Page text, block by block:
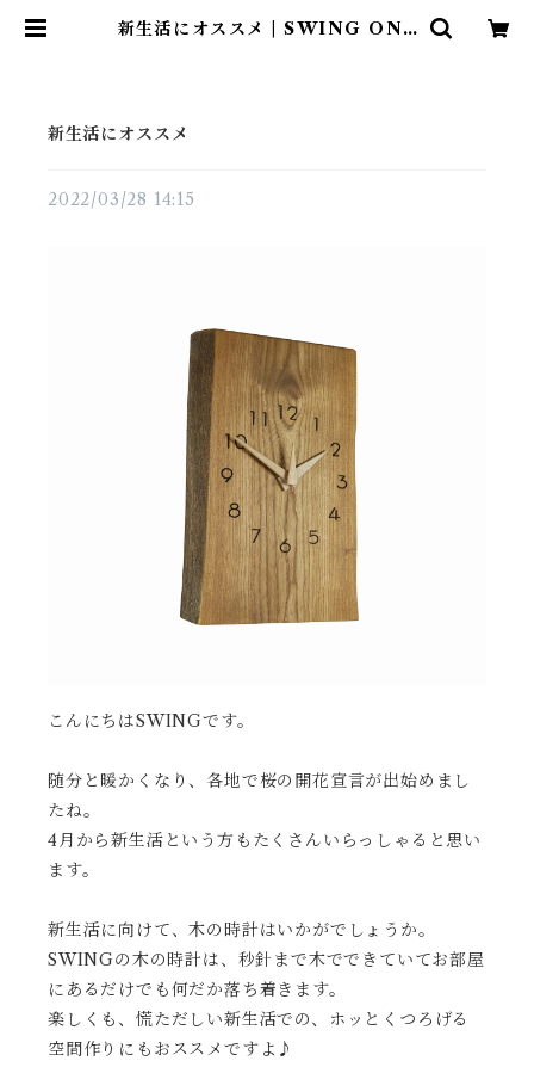
新生活にオススメ | SWING ONL
新生活にオススメ
2022/03/28 14:15
こんにちはSWINGです。
随分と暖かくなり、各地で桜の開花宣言が出始めまし
たね。
4月から新生活という方もたくさんいらっしゃると思い
ます。
新生活に向けて、木の時計はいかがでしょうか。
SWINGの木の時計は、秒針まで木でできていてお部屋
にあるだけでも何だか落ち着きます。
楽しくも、慌ただしい新生活での、ホッとくつろげる
空間作りにもおススメですよ♪